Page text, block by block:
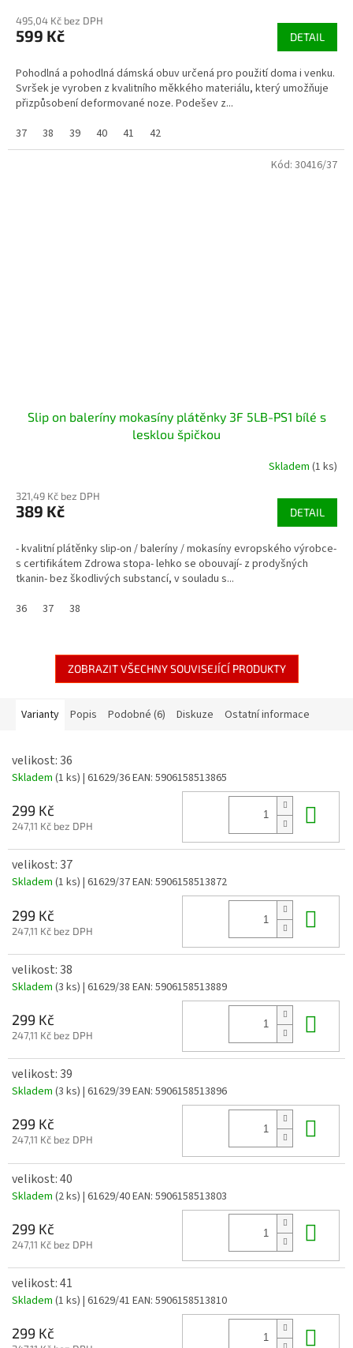
495,04 Kč bez DPH
599 Kč DETAIL
Pohodlná a pohodlná dámská obuv určená pro použití doma i venku.
Svršek je vyroben z kvalitního měkkého materiálu, který umožňuje
přizpůsobení deformované noze. Podešev z...
37
38 39 40 41 42
Slip on baleríny mokasíny plátěnky 3F 5LB-PS1 bílé s
lesklou špičkou
Skladem (1 ks)
321,49 Kč bez DPH
389 Kč DETAIL
- kvalitní plátěnky slip-on / baleríny / mokasíny evropského výrobce-
s certifikátem Zdrowa stopa- lehko se obouvají- z prodyšných
tkanin- bez škodlivých substancí, v souladu s...
36
37 38
Kód: 30416/37
ZOBRAZIT VŠECHNY SOUVISEJÍCÍ PRODUKTY
Varianty Popis Podobné (6) Diskuze Ostatní informace
velikost: 36
Skladem (1 ks) | 61629/36EAN: 5906158513865
299 Kč
247,11 Kč bez DPH
velikost: 37
Skladem (1 ks) | 61629/37EAN: 5906158513872
299 Kč
247,11 Kč bez DPH
velikost: 38
Skladem (3 ks) | 61629/38 EAN: 5906158513889
299 Kč
247,11 Kč bez DPH
velikost: 39
Skladem (3 ks) | 61629/39EAN: 5906158513896
299 Kč
247,11 Kč bez DPH
velikost: 40
Skladem (2 ks) | 61629/40EAN: 5906158513803
299 Kč
247,11 Kč bez DPH
velikost: 41
Skladem (1 ks) | 61629/41 EAN: 5906158513810
299 Kč